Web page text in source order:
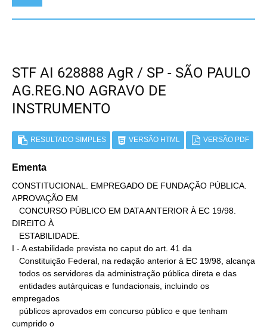
STF AI 628888 AgR / SP - SÃO PAULO
AG.REG.NO AGRAVO DE
INSTRUMENTO
RESULTADO SIMPLES VERSÃO HTML VERSÃO PDF
Ementa
CONSTITUCIONAL. EMPREGADO DE FUNDAÇÃO PÚBLICA.
APROVAÇÃO EM
DIREITO À
I - A estabilidade prevista no caput do art. 41 da
empregados
cumprido o